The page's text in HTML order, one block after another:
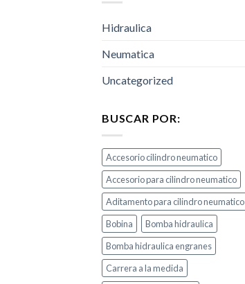
Hidraulica
Neumatica
Uncategorized
BUSCAR POR:
Accesorio cilindro neumatico
Accesorio para cilindro neumatico
Aditamento para cilindro neumatico
Bobina
Bomba hidraulica
Bomba hidraulica engranes
Carrera a la medida